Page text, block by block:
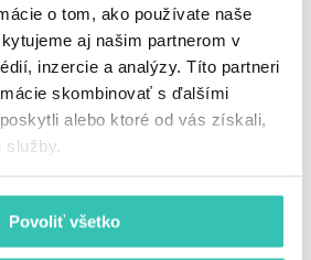
o tom, ako používate naše
aj našim partnerom v
inzercie a analýzy. Títo partneri
skombinovať s ďalšími
alebo ktoré od vás získali,
Povoliť všetko
a film sa pre oči stáva
sledovanie. Ak 3D program
sadnite si k nemu, neležte.
zabezpečí, že vaše oči
s vnímaním 3D obrazu.
? Potom kombinácia s tými
vôbec pohodlná. Riešením je
alebo sa môžetedioptrií